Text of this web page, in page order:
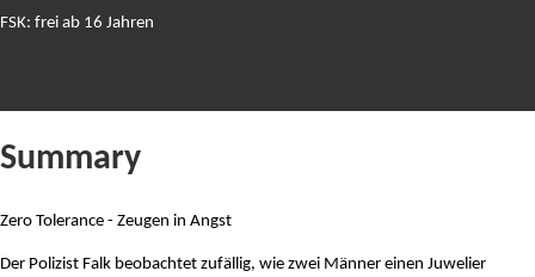
FSK: frei ab 16 Jahren
Summary
Zero Tolerance - Zeugen in Angst
Der Polizist Falk beobachtet zufällig, wie zwei Männer einen Juwelier